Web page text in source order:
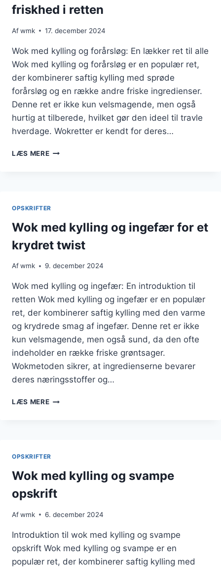
friskhed i retten
Afwmk 17. december 2024
Wok med kylling og forårsløg: En lækker ret til alle
Wok med kylling og forårsløg er en populær ret,
der kombinerer saftig kylling med sprøde
forårsløg og en række andre friske ingredienser.
Denne ret er ikke kun velsmagende, men også
hurtig at tilberede, hvilket gør den ideel til travle
hverdage. Wokretter er kendt for deres…
LÆS MEREWOK
RETTEN
OPSKRIFTER
Wok med kylling og ingefær for et
krydret twist
Afwmk 9. december 2024
Wok med kylling og ingefær: En introduktion til
retten Wok med kylling og ingefær er en populær
ret, der kombinerer saftig kylling med den varme
og krydrede smag af ingefær. Denne ret er ikke
kun velsmagende, men også sund, da den ofte
indeholder en række friske grøntsager.
Wokmetoden sikrer, at ingredienserne bevarer
deres næringsstoffer og…
LÆS MEREWOK
KRYDRET
TWIST
OPSKRIFTER
Wok med kylling og svampe
opskrift
Afwmk 6. december 2024
Introduktion til wok med kylling og svampe
opskrift Wok med kylling og svampe er en
populær ret, der kombinerer saftig kylling med